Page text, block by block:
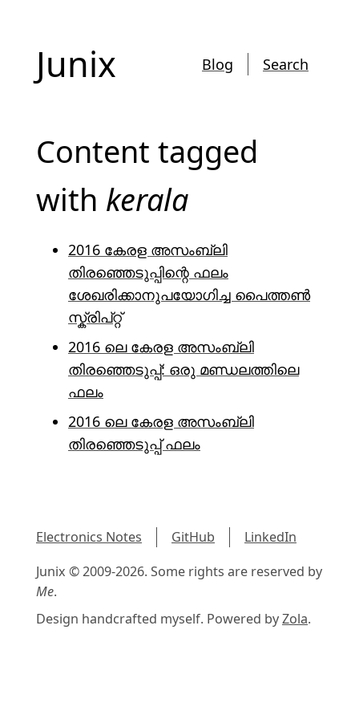
Junix Blog Search
Content tagged
with kerala
2016 കേരള അസംബ്ലി
തിരഞ്ഞെടുപ്പിന്റെ ഫലം
ശേഖരിക്കാനുപയോഗിച്ച പൈത്തൺ
സ്ക്രിപ്റ്റ്
2016 ലെ കേരള അസംബ്ലി
തിരഞ്ഞെടുപ്പ്: ഒരു മണ്ഡലത്തിലെ
ഫലം
2016 ലെ കേരള അസംബ്ലി
തിരഞ്ഞെടുപ്പ് ഫലം
Electronics Notes GitHub
LinkedIn
Junix © 2009-2026. Some rights are reserved by
Me.
Design handcrafted myself. Powered byZola.